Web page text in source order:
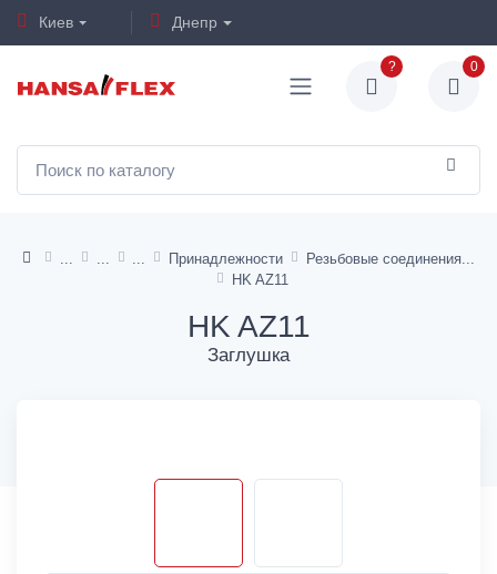
Киев Днепр
? 0
Принадлежности
Резьбовые соединения
HK AZ11
HK AZ11
Заглушка